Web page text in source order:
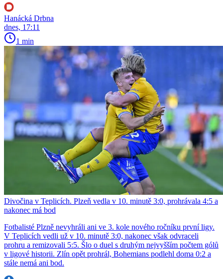
Hanácká Drbna
dnes, 17:11
1 min
Divočina v Teplicích. Plzeň vedla v 10. minutě 3:0, prohrávala 4:5 a
nakonec má bod
Fotbalisté Plzně nevyhráli ani ve 3. kole nového ročníku první ligy.
V Teplicích vedli už v 10. minutě 3:0, nakonec však odvraceli
prohru a remizovali 5:5. Šlo o duel s druhým nejvyšším počtem gólů
v ligové historii. Zlín opět prohrál, Bohemians podlehl doma 0:2 a
stále nemá ani bod.